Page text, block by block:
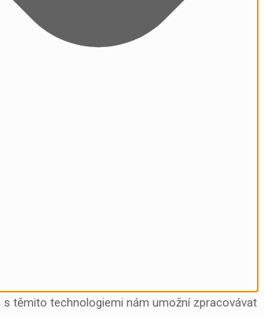
těmito technologiemi nám umožní zpracovávat